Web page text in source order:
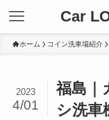
Car
ホーム コイン洗車場紹介
福島
シ洗車
2023
4/01